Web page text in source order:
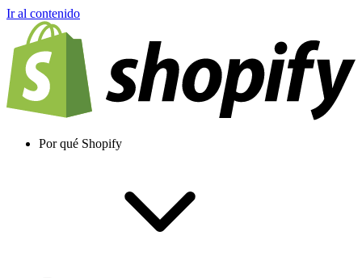
Ir al contenido
Por qué Shopify